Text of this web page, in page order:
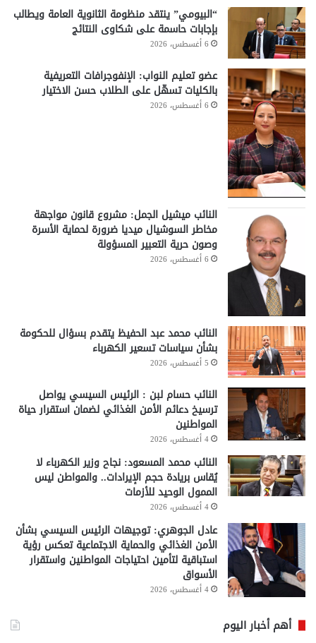
“البيومي” ينتقد منظومة الثانوية العامة ويطالب
بإجابات حاسمة على شكاوى النتائج
6 أغسطس، 2026
عضو تعليم النواب: الإنفوجرافات التعريفية
بالكليات تسهّل على الطلاب حسن الاختيار
6 أغسطس، 2026
النائب ميشيل الجمل: مشروع قانون مواجهة
مخاطر السوشيال ميديا ضرورة لحماية الأسرة
وصون حرية التعبير المسؤولة
6 أغسطس، 2026
النائب محمد عبد الحفيظ يتقدم بسؤال للحكومة
بشأن سياسات تسعير الكهرباء
5 أغسطس، 2026
النائب حسام لبن : الرئيس السيسي يواصل
ترسيخ دعائم الأمن الغذائي لضمان استقرار حياة
المواطنين
4 أغسطس، 2026
النائب محمد المسعود: نجاح وزير الكهرباء لا
يُقاس بريادة حجم الإيرادات.. والمواطن ليس
الممول الوحيد للأزمات
4 أغسطس، 2026
عادل الجوهري: توجيهات الرئيس السيسي بشأن
الأمن الغذائي والحماية الاجتماعية تعكس رؤية
استباقية لتأمين احتياجات المواطنين واستقرار
الأسواق
4 أغسطس، 2026
أهم أخبار اليوم